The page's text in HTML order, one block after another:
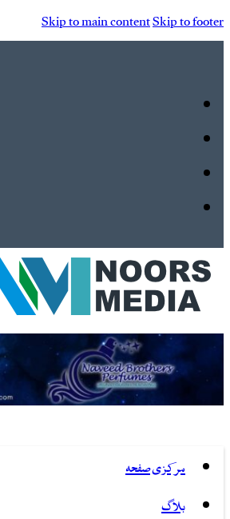
Skip to main contentSkip to footer
مرکزی صفحہ
بلاگ